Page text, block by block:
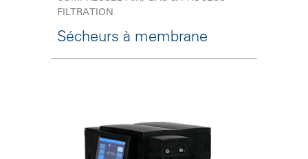
FILTRATION
Sécheurs à membrane